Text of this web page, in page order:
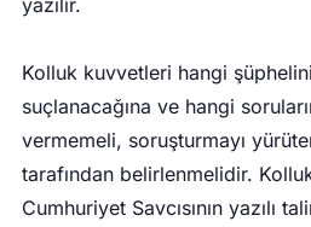
Kolluk kuvvetleri hangi
suçlanacağına ve hangi
vermemeli, soruşturmayı
tarafından belirlenmelidir.
Cumhuriyet Savcısının yazılı